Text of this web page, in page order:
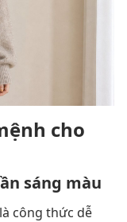
cho
sáng màu
công thức dễ